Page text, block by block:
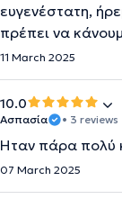
ευγενέστατη,
πρέπει να
11 March 2025
10.0
Ασπασία • 3 reviews
Ήταν πάρα πολύ
07 March 2025